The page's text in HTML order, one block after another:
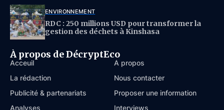
ENVIRONNEMENT
RDC : 250 millions USD pour transformer la
gestion des déchets à Kinshasa
À propos de DécryptEco
Acceuil
À propos
La rédaction
Nous contacter
Publicité & partenariats
Proposer une information
Analyses
Interviews